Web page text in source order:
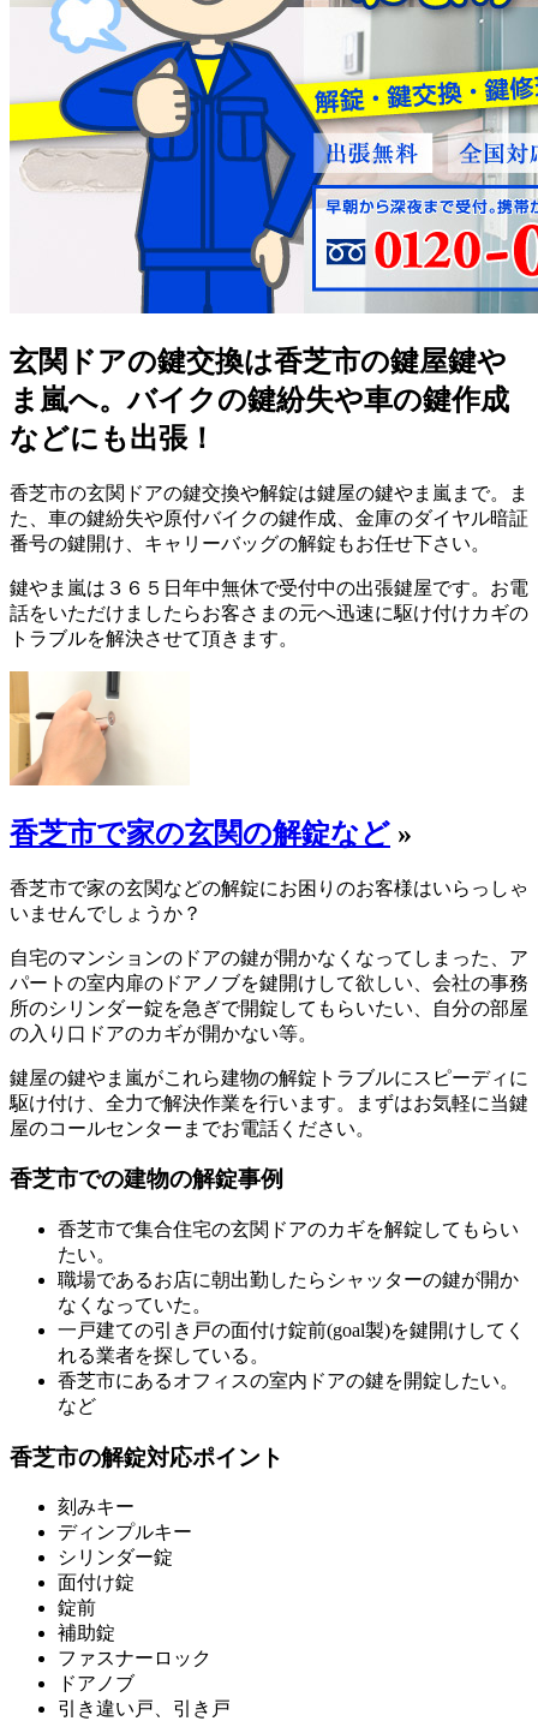
玄関ドアの鍵交換は香芝市の鍵屋鍵や
ま嵐へ。バイクの鍵紛失や車の鍵作成
などにも出張！
香芝市の玄関ドアの鍵交換や解錠は鍵屋の鍵やま嵐まで。ま
た、車の鍵紛失や原付バイクの鍵作成、金庫のダイヤル暗証
番号の鍵開け、キャリーバッグの解錠もお任せ下さい。
鍵やま嵐は３６５日年中無休で受付中の出張鍵屋です。お電
話をいただけましたらお客さまの元へ迅速に駆け付けカギの
トラブルを解決させて頂きます。
香芝市で家の玄関の解錠など »
香芝市で家の玄関などの解錠にお困りのお客様はいらっしゃ
いませんでしょうか？
自宅のマンションのドアの鍵が開かなくなってしまった、ア
パートの室内扉のドアノブを鍵開けして欲しい、会社の事務
所のシリンダー錠を急ぎで開錠してもらいたい、自分の部屋
の入り口ドアのカギが開かない等。
鍵屋の鍵やま嵐がこれら建物の解錠トラブルにスピーディに
駆け付け、全力で解決作業を行います。まずはお気軽に当鍵
屋のコールセンターまでお電話ください。
香芝市での建物の解錠事例
香芝市で集合住宅の玄関ドアのカギを解錠してもらい
たい。
職場であるお店に朝出勤したらシャッターの鍵が開か
なくなっていた。
一戸建ての引き戸の面付け錠前(goal製)を鍵開けしてく
れる業者を探している。
香芝市にあるオフィスの室内ドアの鍵を開錠したい。
など
香芝市の解錠対応ポイント
刻みキー
ディンプルキー
シリンダー錠
面付け錠
錠前
補助錠
ファスナーロック
ドアノブ
引き違い戸、引き戸